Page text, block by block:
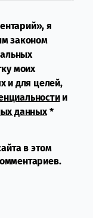
я
законом
моих
и для целей,
и
данных*
в этом